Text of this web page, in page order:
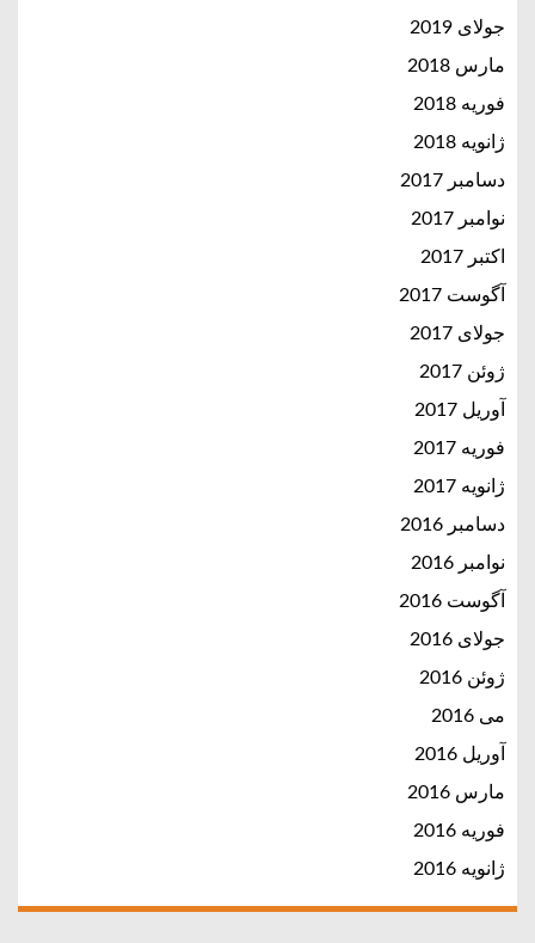
جولای 2019
مارس 2018
فوریه 2018
ژانویه 2018
دسامبر 2017
نوامبر 2017
اکتبر 2017
آگوست 2017
جولای 2017
ژوئن 2017
آوریل 2017
فوریه 2017
ژانویه 2017
دسامبر 2016
نوامبر 2016
آگوست 2016
جولای 2016
ژوئن 2016
می 2016
آوریل 2016
مارس 2016
فوریه 2016
ژانویه 2016